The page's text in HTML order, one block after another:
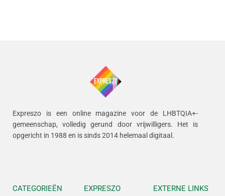
Expreszo is een online magazine voor de LHBTQIA+-
gemeenschap, volledig gerund door vrijwilligers. Het is
opgericht in 1988 en is sinds 2014 helemaal digitaal.
CATEGORIEËN EXPRESZO EXTERNE LINKS